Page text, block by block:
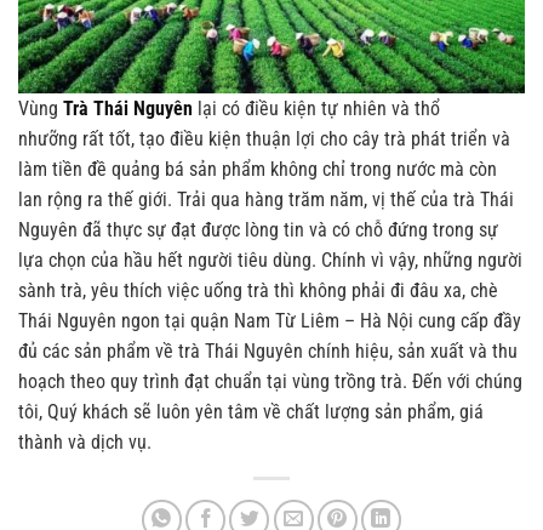
Vùng Trà Thái Nguyên lại có điều kiện tự nhiên và thổ
nhưỡng rất tốt, tạo điều kiện thuận lợi cho cây trà phát triển và
làm tiền đề quảng bá sản phẩm không chỉ trong nước mà còn
lan rộng ra thế giới. Trải qua hàng trăm năm, vị thế của trà Thái
Nguyên đã thực sự đạt được lòng tin và có chỗ đứng trong sự
lựa chọn của hầu hết người tiêu dùng. Chính vì vậy, những người
sành trà, yêu thích việc uống trà thì không phải đi đâu xa, chè
Thái Nguyên ngon tại quận Nam Từ Liêm – Hà Nội cung cấp đầy
đủ các sản phẩm về trà Thái Nguyên chính hiệu, sản xuất và thu
hoạch theo quy trình đạt chuẩn tại vùng trồng trà. Đến với chúng
tôi, Quý khách sẽ luôn yên tâm về chất lượng sản phẩm, giá
thành và dịch vụ.